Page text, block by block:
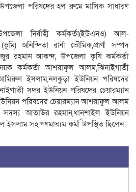
উপজেলা পরিষদের হল রুমে মাসিক সাধারণ
নির্বাহী কর্মকর্তা(ইউএনও) আল-
অনিন্দিতা রানী ভৌমিক,প্রাণী সম্পদ
রহমান আকন্দ, উপজেলা কৃষি কর্মকর্তা
কর্মকর্তা আশরাফুল আলম,ঝিনাইগাতী
ইসলাম,নলকুড়া ইউনিয়ন পরিষদের
সদর ইউনিয়ন পরিষদের চেয়ারম্যান
পরিষদের চেয়ারম্যান আশরাফুল আলম
আতাউর রহমান,ধানশাইল ইউনিয়ন
ইসলাম সহ গণমাধ্যম কর্মী উপস্থিত ছিলেন।